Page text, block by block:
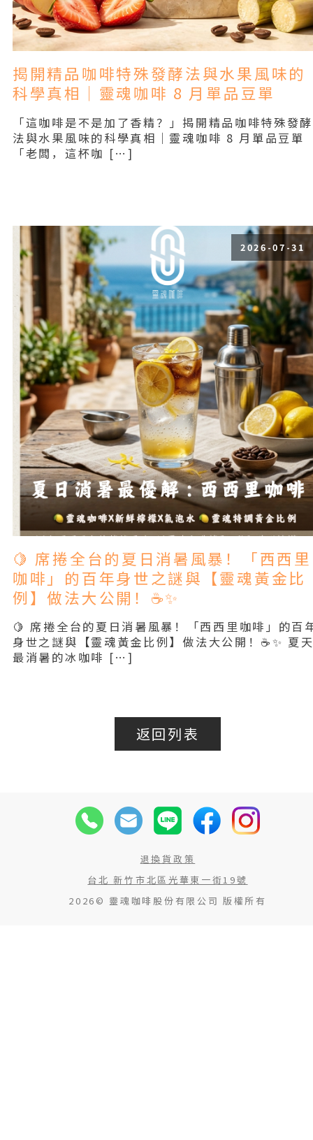
揭開精品咖啡特殊發酵法與水果風味的
科學真相｜靈魂咖啡 8 月單品豆單
「這咖啡是不是加了香精？」揭開精品咖啡特殊發酵
法與水果風味的科學真相｜靈魂咖啡 8 月單品豆單
「老闆，這杯咖 […]
2026-07-31
🍋 席捲全台的夏日消暑風暴！「西西里
咖啡」的百年身世之謎與【靈魂黃金比
例】做法大公開！☕✨
🍋 席捲全台的夏日消暑風暴！「西西里咖啡」的百
身世之謎與【靈魂黃金比例】做法大公開！☕✨ 夏
最消暑的冰咖啡 […]
返回列表
退換貨政策
台北 新竹市北區光華東一街19號
2026© 靈魂咖啡股份有限公司 版權所有